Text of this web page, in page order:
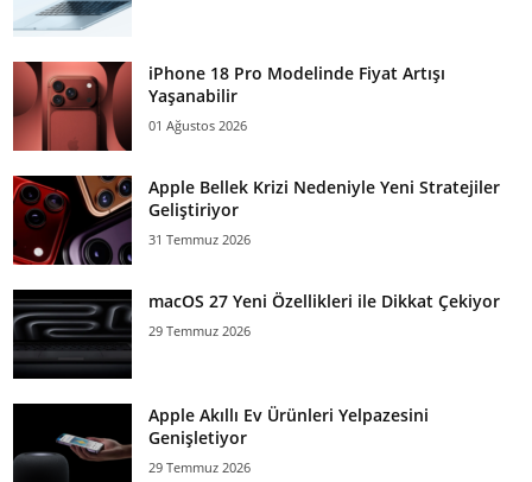
iPhone 18 Pro Modelinde Fiyat Artışı
Yaşanabilir
01 Ağustos 2026
Apple Bellek Krizi Nedeniyle Yeni Stratejiler
Geliştiriyor
31 Temmuz 2026
macOS 27 Yeni Özellikleri ile Dikkat Çekiyor
29 Temmuz 2026
Apple Akıllı Ev Ürünleri Yelpazesini
Genişletiyor
29 Temmuz 2026